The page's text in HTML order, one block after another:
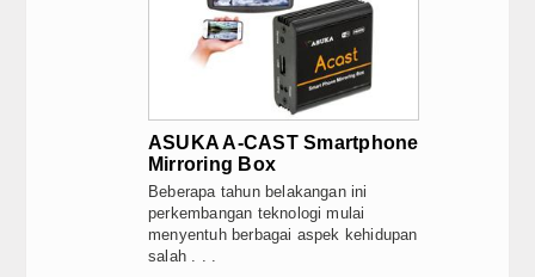
ASUKA A-CAST Smartphone
Mirroring Box
Beberapa tahun belakangan ini
perkembangan teknologi mulai
menyentuh berbagai aspek kehidupan
salah . . .